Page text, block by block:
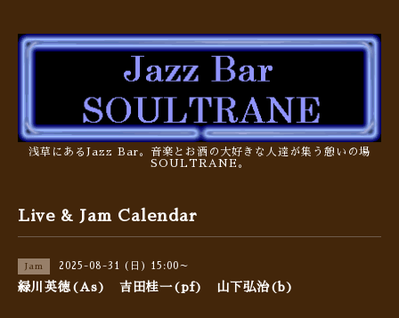
浅草にあるJazz Bar。音楽とお酒の大好きな人達が集う憩いの場
SOULTRANE。
Live & Jam Calendar
Jam 2025-08-31 (日) 15:00～
緑川英徳(As) 吉田桂一(pf) 山下弘治(b)